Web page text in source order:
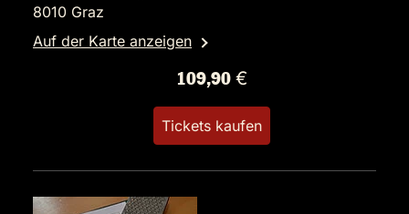
8010 Graz
Auf der Karte anzeigen
109,90 €
Tickets kaufen